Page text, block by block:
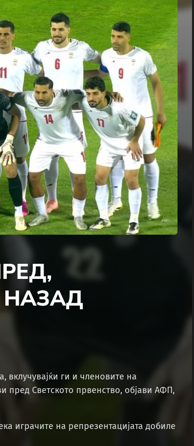
НАЗАД
вклучувајќи ги и членовите на
пред Светското првенство, објави АФП,
играчите на репрезентацијата добиле